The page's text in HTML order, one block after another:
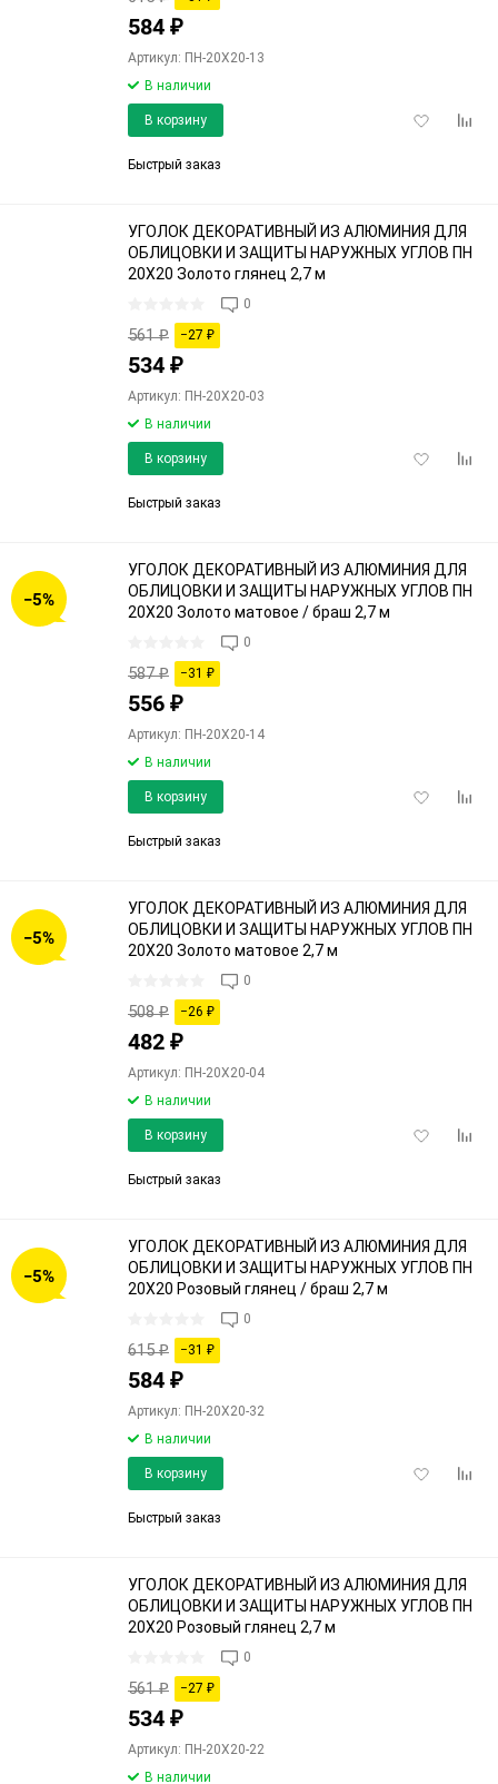
584 ₽
Артикул: ПН-20Х20-13
В наличии
Добавить
В корзину
Быстрый заказ
УГОЛОК ДЕКОРАТИВНЫЙ ИЗ АЛЮМИНИЯ ДЛЯ
ОБЛИЦОВКИ И ЗАЩИТЫ НАРУЖНЫХ УГЛОВ ПН
20Х20 Золото глянец 2,7 м
0
561₽ −27 ₽
534 ₽
Артикул: ПН-20Х20-03
В наличии
Добавить
В корзину
Быстрый заказ
−5%
УГОЛОК ДЕКОРАТИВНЫЙ ИЗ АЛЮМИНИЯ ДЛЯ
ОБЛИЦОВКИ И ЗАЩИТЫ НАРУЖНЫХ УГЛОВ ПН
20Х20 Золото матовое / браш 2,7 м
0
587₽ −31 ₽
556 ₽
Артикул: ПН-20Х20-14
В наличии
Добавить
В корзину
Быстрый заказ
−5%
УГОЛОК ДЕКОРАТИВНЫЙ ИЗ АЛЮМИНИЯ ДЛЯ
ОБЛИЦОВКИ И ЗАЩИТЫ НАРУЖНЫХ УГЛОВ ПН
20Х20 Золото матовое 2,7 м
0
508₽ −26 ₽
482 ₽
Артикул: ПН-20Х20-04
В наличии
Добавить
В корзину
Быстрый заказ
−5%
УГОЛОК ДЕКОРАТИВНЫЙ ИЗ АЛЮМИНИЯ ДЛЯ
ОБЛИЦОВКИ И ЗАЩИТЫ НАРУЖНЫХ УГЛОВ ПН
20Х20 Розовый глянец / браш 2,7 м
0
615₽ −31 ₽
584 ₽
Артикул: ПН-20Х20-32
В наличии
Добавить
В корзину
Быстрый заказ
УГОЛОК ДЕКОРАТИВНЫЙ ИЗ АЛЮМИНИЯ ДЛЯ
ОБЛИЦОВКИ И ЗАЩИТЫ НАРУЖНЫХ УГЛОВ ПН
20Х20 Розовый глянец 2,7 м
0
561₽ −27 ₽
534 ₽
Артикул: ПН-20Х20-22
В наличии